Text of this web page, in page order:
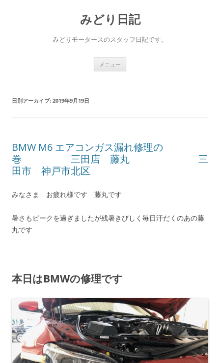
みどり日記
みどりモータースのスタッフ日記です。
メニュー
日別アーカイブ: 2019年9月19日
BMW M6 エアコンガス漏れ修理の
巻 三田店 藤丸 三
田市 神戸市北区
みなさま お疲れ様です 藤丸です
暑さもピークを過ぎましたが残暑きびしく毎日汗だくのあの藤
丸です
本日はBMWの修理です